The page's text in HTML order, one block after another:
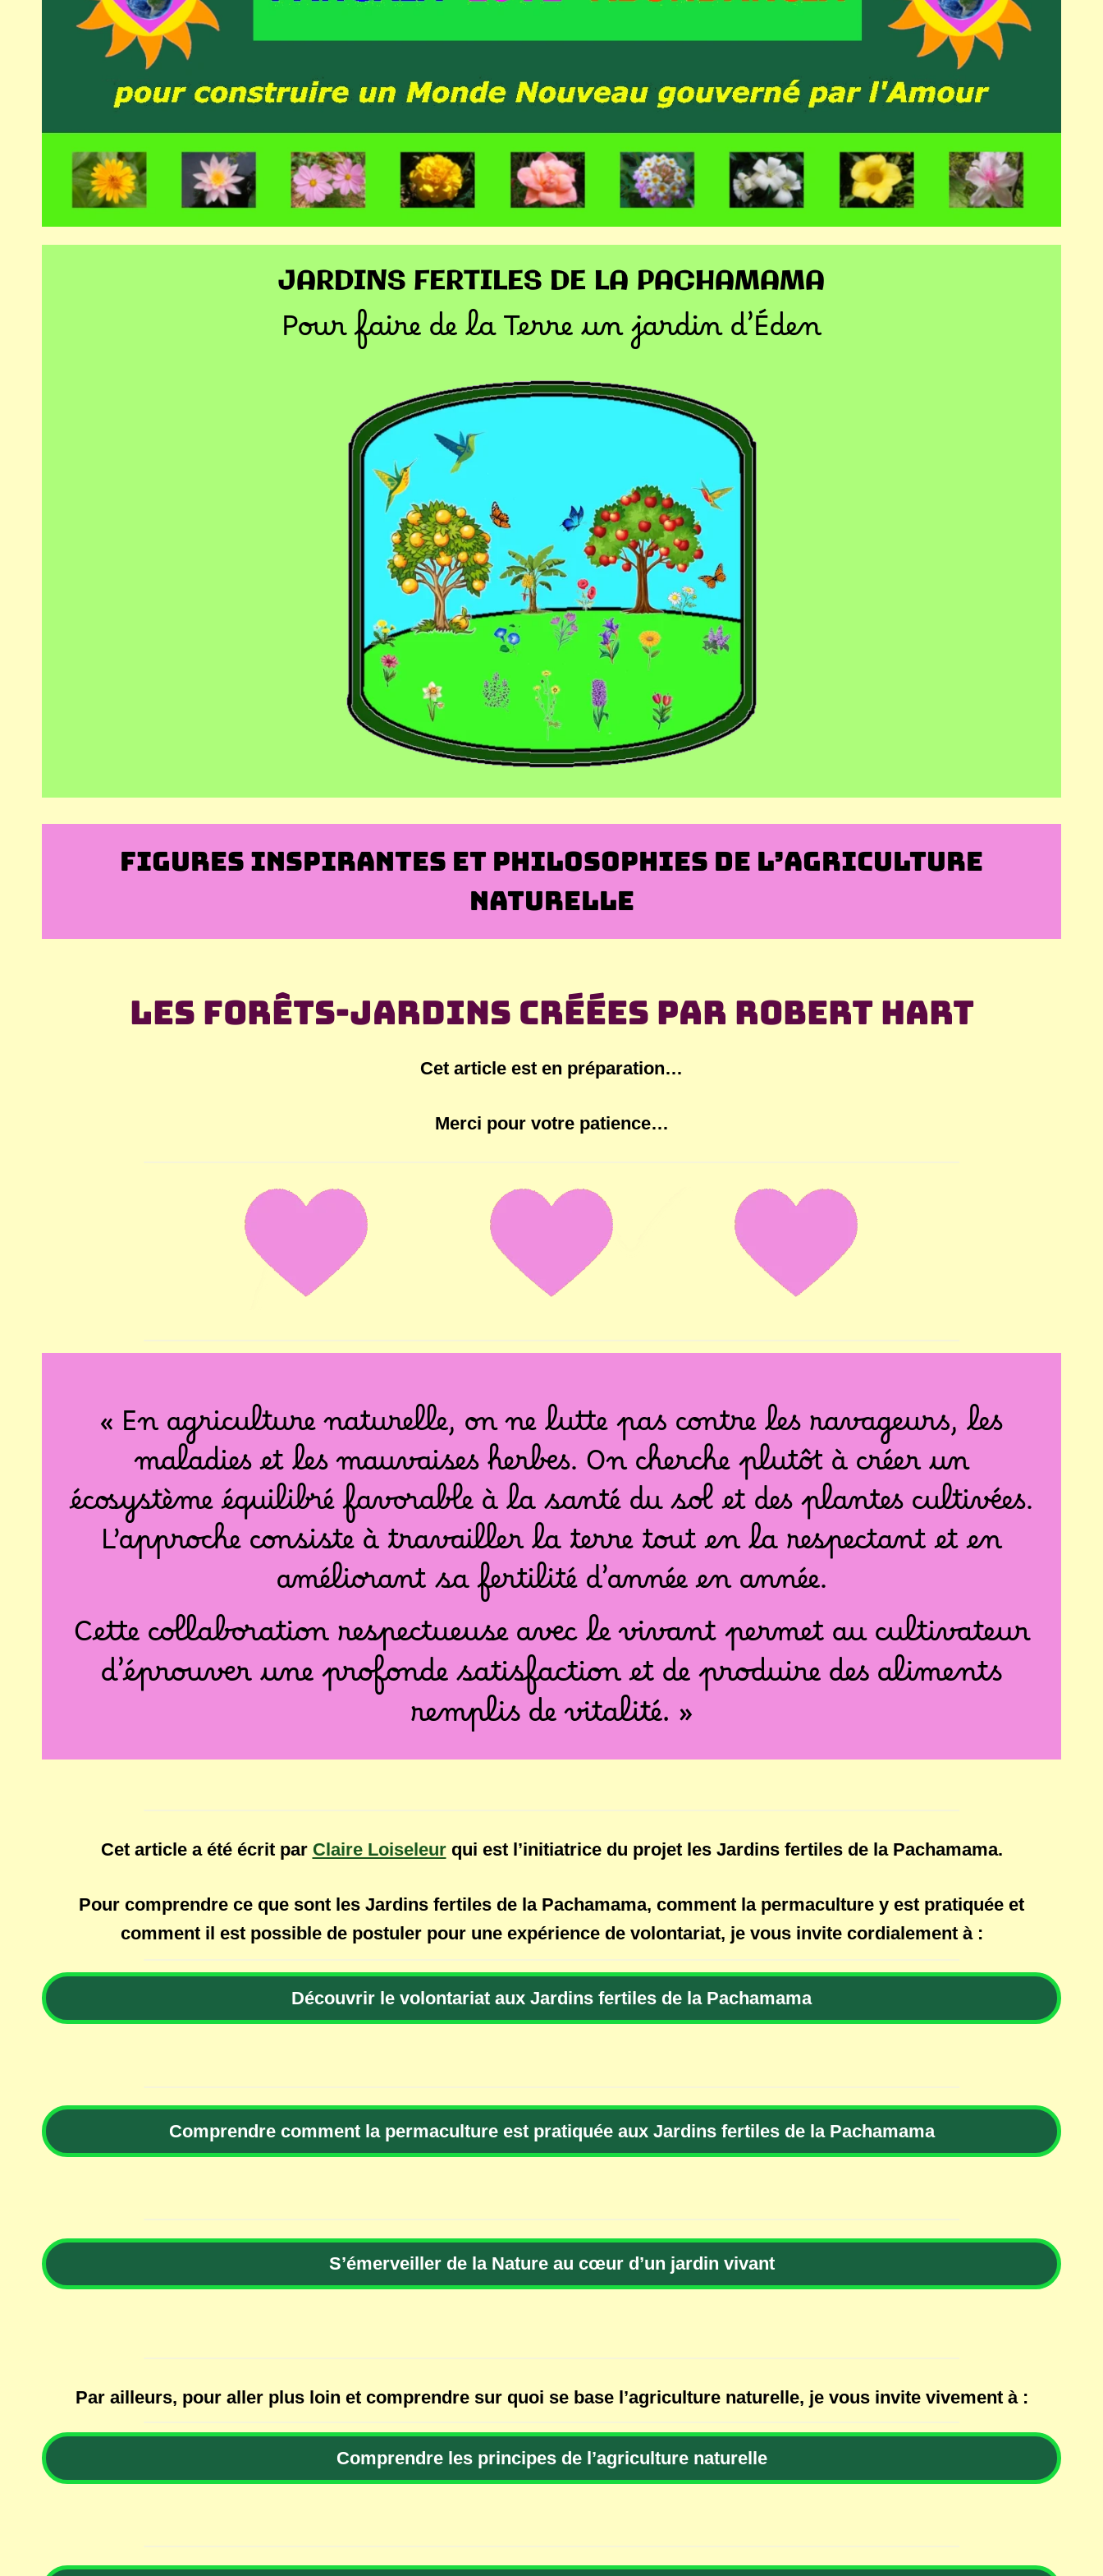
JARDINS FERTILES DE LA PACHAMAMA
Pour faire de la Terre un jardin d’Éden
FIGURES INSPIRANTES ET PHILOSOPHIES DE L’AGRICULTURE
NATURELLE
Les forêts-jardins créées par Robert Hart
Cet article est en préparation…
Merci pour votre patience…
« En agriculture naturelle, on ne lutte pas contre les ravageurs, les
maladies et les mauvaises herbes. On cherche plutôt à créer un
écosystème équilibré favorable à la santé du sol et des plantes cultivées.
L’approche consiste à travailler la terre tout en la respectant et en
améliorant sa fertilité d’année en année.
Cette collaboration respectueuse avec le vivant permet au cultivateur
d’éprouver une profonde satisfaction et de produire des aliments
remplis de vitalité. »
Cet article a été écrit par Claire Loiseleurqui est l’initiatrice du projet les Jardins fertiles de la Pachamama.
Pour comprendre ce que sont les Jardins fertiles de la Pachamama, comment la permaculture y est pratiquée et
comment il est possible de postuler pour une expérience de volontariat, je vous invite cordialement à :
Découvrir le volontariat aux Jardins fertiles de la Pachamama
Comprendre comment la permaculture est pratiquée aux Jardins fertiles de la Pachamama
S’émerveiller de la Nature au cœur d’un jardin vivant
Par ailleurs, pour aller plus loin et comprendre sur quoi se base l’agriculture naturelle, je vous invite vivement à :
Comprendre les principes de l’agriculture naturelle